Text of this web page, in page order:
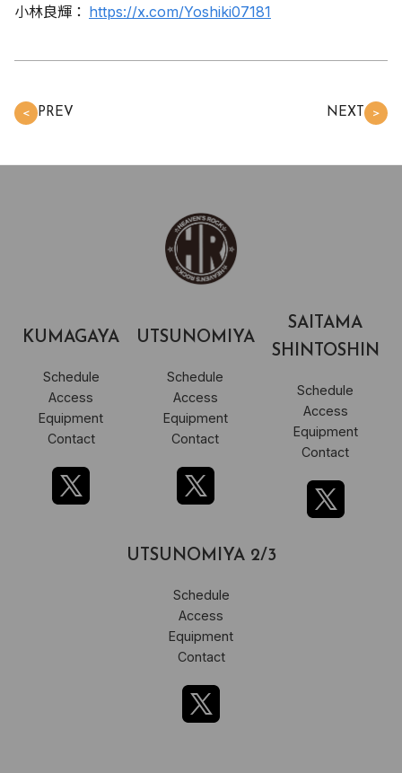
小林良輝： https://x.com/Yoshiki07181
＜ PREV NEXT ＞
KUMAGAYA
Schedule
Access
Equipment
Contact
UTSUNOMIYA
Schedule
Access
Equipment
Contact
SAITAMA
SHINTOSHIN
Schedule
Access
Equipment
Contact
UTSUNOMIYA 2/3
Schedule
Access
Equipment
Contact